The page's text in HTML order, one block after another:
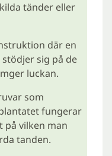
tänder eller
där en
sig på de
luckan.
som
fungerar
vilken man
tanden.